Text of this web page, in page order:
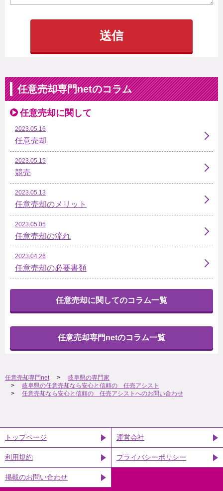
送信
任意売却専門netのコラム
任意売却に関して
2023.05.16
任意売却
2023.05.15
競売
2023.05.13
任意売却のメリット
2023.05.05
任意売却の流れ
2023.04.26
任意売却の必要書類
任意売却に関してのコラム一覧
任意売却専門netのコラム一覧
任意売却専門net
岐阜県の専門家
岐阜県の任意売却なら安心と信頼の 任売アシスト
任意売却なら安心と信頼の 任売アシストへのお問い合わせ
トップページ 運営会社
利用規約 プライバシーポリシー
掲載のお問い合わせ